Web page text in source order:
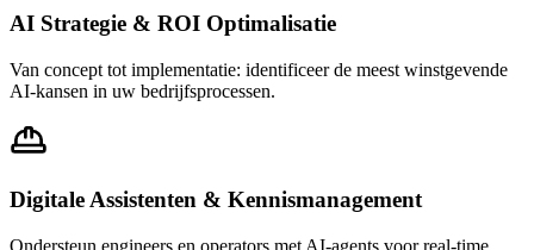
AI Strategie & ROI Optimalisatie
Van concept tot implementatie: identificeer de meest winstgevende
AI-kansen in uw bedrijfsprocessen.
Digitale Assistenten & Kennismanagement
Ondersteun engineers en operators met AI-agents voor real-time